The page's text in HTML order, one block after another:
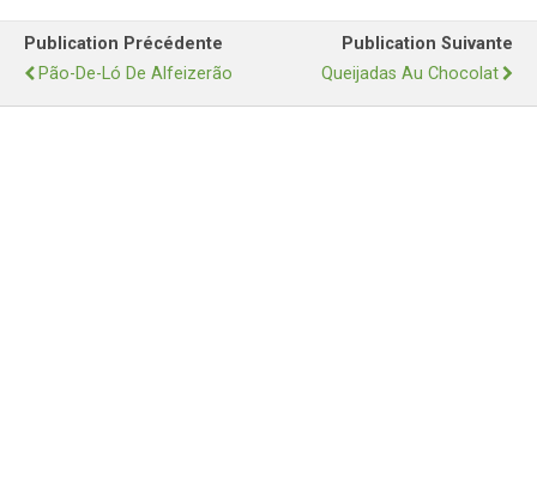
Publication Précédente
Pão-De-Ló De Alfeizerão
Publication Suivante
Queijadas Au Chocolat